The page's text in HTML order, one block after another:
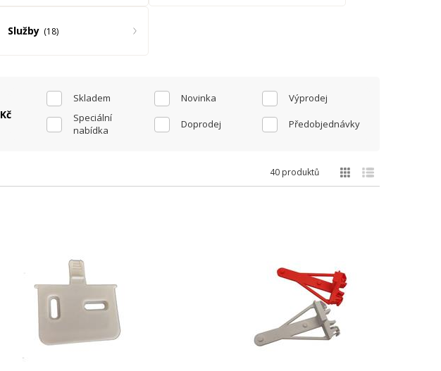
Služby 18
Skladem Novinka
Výprodej
Speciální
nabídka
Doprodej Předobjednávky
Kč
40 produktů